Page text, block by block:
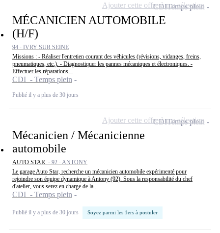
MÉCANICIEN AUTOMOBILE
(H/F)
94 - IVRY SUR SEINE
Missions : - Réaliser l'entretien courant des véhicules (révisions, vidanges, freins,
pneumatiques, etc.). - Diagnostiquer les pannes mécaniques et électroniques. -
Effectuer les réparations...
CDI - Temps plein
Publié il y a plus de 30 jours
CDITemps plein
Ajouter cette offre à ma sélection
Mécanicien / Mécanicienne
automobile
AUTO STAR - 92 - ANTONY
Le garage Auto Star, recherche un mécanicien automobile expérimenté pour
rejoindre son équipe dynamique à Antony (92). Sous la responsabilité du chef
d'atelier, vous serez en charge de la...
CDI - Temps plein
Publié il y a plus de 30 jours Soyez parmi les 1ers à postuler
CDITemps plein
Ajouter cette offre à ma sélection